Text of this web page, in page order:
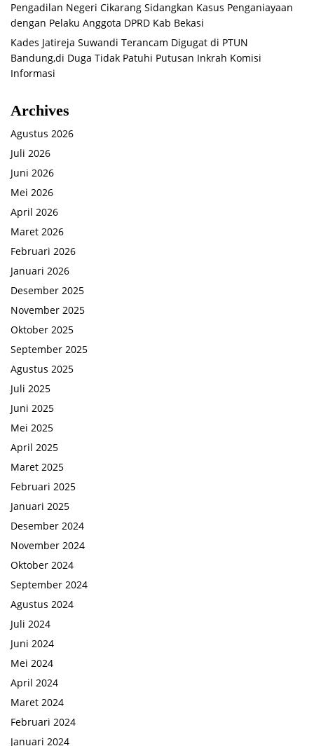
Pengadilan Negeri Cikarang Sidangkan Kasus Penganiayaan
dengan Pelaku Anggota DPRD Kab Bekasi
Kades Jatireja Suwandi Terancam Digugat di PTUN
Bandung,di Duga Tidak Patuhi Putusan Inkrah Komisi
Informasi
Archives
Agustus 2026
Juli 2026
Juni 2026
Mei 2026
April 2026
Maret 2026
Februari 2026
Januari 2026
Desember 2025
November 2025
Oktober 2025
September 2025
Agustus 2025
Juli 2025
Juni 2025
Mei 2025
April 2025
Maret 2025
Februari 2025
Januari 2025
Desember 2024
November 2024
Oktober 2024
September 2024
Agustus 2024
Juli 2024
Juni 2024
Mei 2024
April 2024
Maret 2024
Februari 2024
Januari 2024